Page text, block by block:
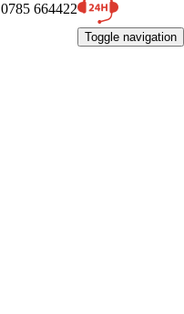
0785 664422
Toggle navigation